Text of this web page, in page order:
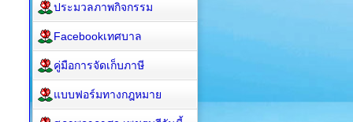
ประมวลภาพกิจกรรม
Facebookเทศบาล
คู่มือการจัดเก็บภาษี
แบบฟอร์มทางกฎหมาย